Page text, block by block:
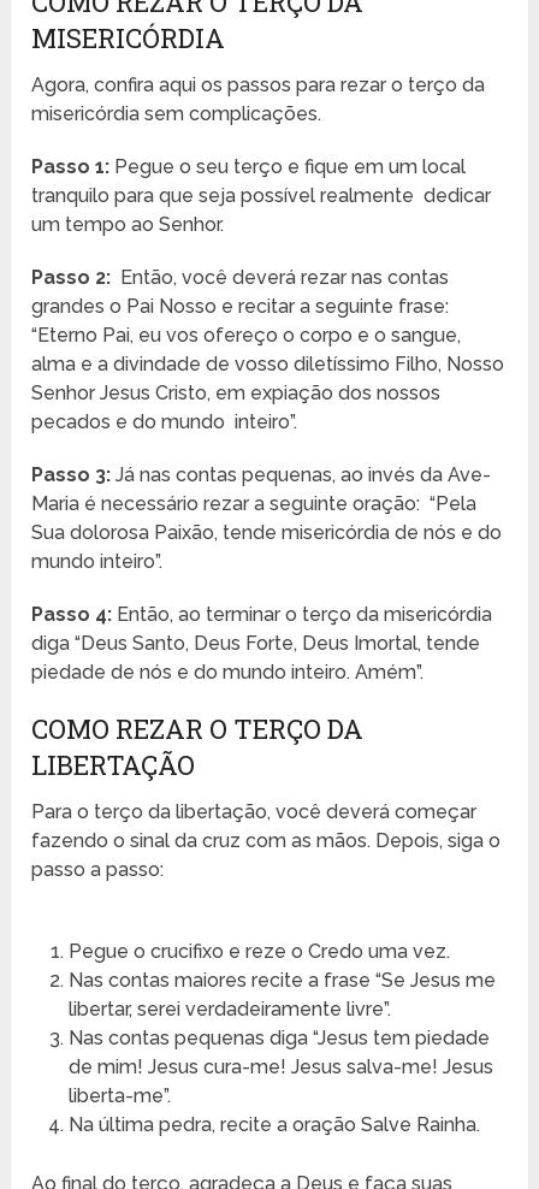
MISERICÓRDIA
Agora, confira aqui os passos para rezar o terço da
misericórdia sem complicações.
Passo 1: Pegue o seu terço e fique em um local
tranquilo para que seja possível realmente dedicar
um tempo ao Senhor.
Passo 2: Então, você deverá rezar nas contas
grandes o Pai Nosso e recitar a seguinte frase:
“Eterno Pai, eu vos ofereço o corpo e o sangue,
alma e a divindade de vosso diletíssimo Filho, Nosso
Senhor Jesus Cristo, em expiação dos nossos
pecados e do mundo inteiro”.
Passo 3: Já nas contas pequenas, ao invés da Ave-
Maria é necessário rezar a seguinte oração: “Pela
Sua dolorosa Paixão, tende misericórdia de nós e do
mundo inteiro”.
Passo 4: Então, ao terminar o terço da misericórdia
diga “Deus Santo, Deus Forte, Deus Imortal, tende
piedade de nós e do mundo inteiro. Amém”.
COMO REZAR O TERÇO DA
LIBERTAÇÃO
Para o terço da libertação, você deverá começar
fazendo o sinal da cruz com as mãos. Depois, siga o
passo a passo:
Pegue o crucifixo e reze o Credo uma vez.
Nas contas maiores recite a frase “Se Jesus me
libertar, serei verdadeiramente livre”.
Nas contas pequenas diga “Jesus tem piedade
de mim! Jesus cura-me! Jesus salva-me! Jesus
liberta-me”.
Na última pedra, recite a oração Salve Rainha.
Ao final do terço, agradeça a Deus e faça suas